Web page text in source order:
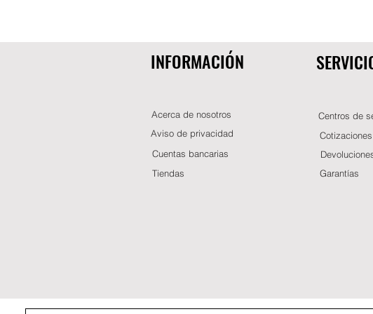
INFORMACIÓN
Acerca de nosotros
Aviso de privacidad
Cuentas bancarias
Tiendas
Centros de
Cotizaciones
Garantías